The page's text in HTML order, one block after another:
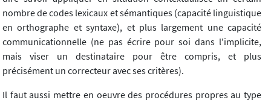
nombre de codes lexicaux et sémantiques (capacité linguistique
en orthographe et syntaxe), et plus largement une capacité
communicationnelle (ne pas écrire pour soi dans l'implicite,
mais viser un destinataire pour être compris, et plus
précisément un correcteur avec ses critères).
Il faut aussi mettre en oeuvre des procédures propres au type